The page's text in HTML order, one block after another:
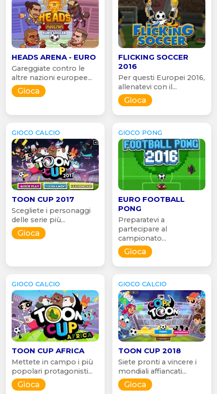
HEADS ARENA - EURO
Gareggiate contro le
altre nazioni europee...
Gioca
FLICKING SOCCER
2016
Per questi Europei 2016,
allenatevi con il...
Gioca
GIOCO CALCIO
TOON CUP 2017
Scegliete i personaggi
delle serie più...
Gioca
GIOCO PONG
EURO FOOTBALL
PONG
Preparatevi a
partecipare al
campionato...
Gioca
GIOCO CALCIO
TOON CUP AFRICA
Mettete in campo i più
popolari protagonisti...
Gioca
GIOCO CALCIO
TOON CUP 2018
Siete pronti a vincere i
mondiali affiancati...
Gioca